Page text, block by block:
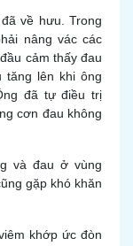
về hưu. Trong
nâng vác các
cảm thấy đau
tăng lên khi ông
đã tự điều trị
cơn đau không
và đau ở vùng
gặp khó khăn
khớp ức đòn